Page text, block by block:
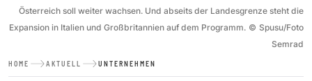
Österreich soll weiter wachsen. Und abseits der Landesgrenze steht die
Expansion in Italien und Großbritannien auf dem Programm. © Spusu/Foto
Semrad
HOME AKTUELL UNTERNEHMEN